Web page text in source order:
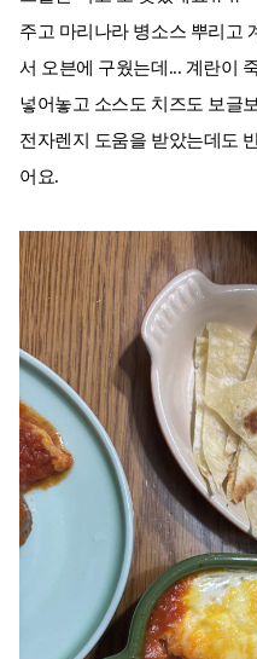
주고 마리나라 병소스 뿌리고
서 오븐에 구웠는데... 계란이
넣어놓고 소스도 치즈도 보글
전자렌지 도움을 받았는데도
어요.